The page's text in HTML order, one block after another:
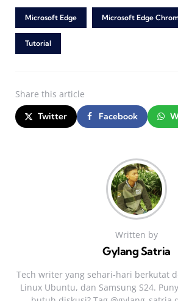
Microsoft Edge Microsoft Edge
Tutorial
Share this article
Twitter Facebook
Written by
Gylang Satria
Tech writer yang sehari‑hari berkutat
Linux Ubuntu, dan Samsung S24.